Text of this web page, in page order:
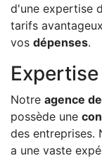
d'une expertise
tarifs
vos dépenses.
Notre agence
possède une
des entreprises.
a une vaste